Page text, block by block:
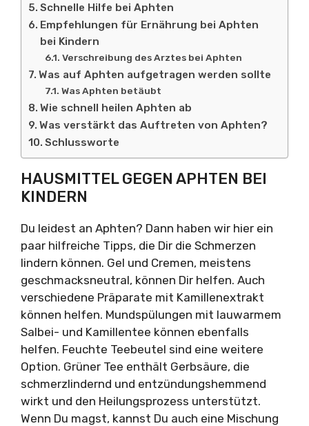
Schnelle Hilfe bei Aphten
Empfehlungen für Ernährung bei Aphten
bei Kindern
Verschreibung des Arztes bei Aphten
Was auf Aphten aufgetragen werden sollte
Was Aphten betäubt
Wie schnell heilen Aphten ab
Was verstärkt das Auftreten von Aphten?
Schlussworte
HAUSMITTEL GEGEN APHTEN BEI
KINDERN
Du leidest an Aphten? Dann haben wir hier ein
paar hilfreiche Tipps, die Dir die Schmerzen
lindern können. Gel und Cremen, meistens
geschmacksneutral, können Dir helfen. Auch
verschiedene Präparate mit Kamillenextrakt
können helfen. Mundspülungen mit lauwarmem
Salbei- und Kamillentee können ebenfalls
helfen. Feuchte Teebeutel sind eine weitere
Option. Grüner Tee enthält Gerbsäure, die
schmerzlindernd und entzündungshemmend
wirkt und den Heilungsprozess unterstützt.
Wenn Du magst, kannst Du auch eine Mischung